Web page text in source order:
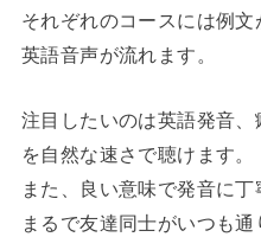
それぞれのコースには例
英語音声が流れます。
注目したいのは英語発音
を自然な速さで聴けます。
また、良い意味で発音に丁
まるで友達同士がいつも